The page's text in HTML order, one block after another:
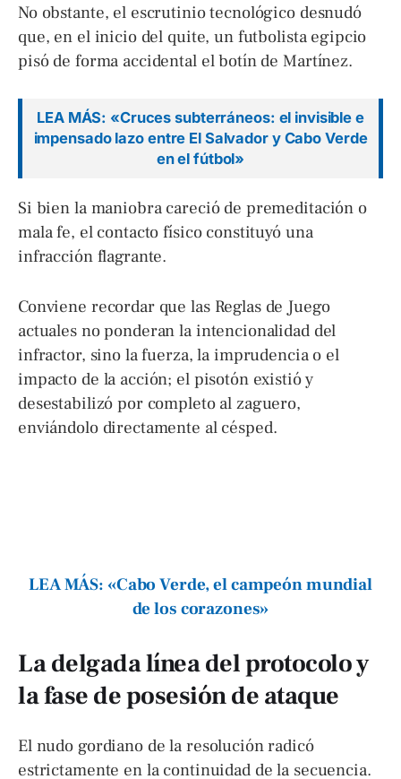
No obstante, el escrutinio tecnológico desnudó
que, en el inicio del quite, un futbolista egipcio
pisó de forma accidental el botín de Martínez.
LEA MÁS: «Cruces subterráneos: el invisible e
impensado lazo entre El Salvador y Cabo Verde
en el fútbol»
Si bien la maniobra careció de premeditación o
mala fe, el contacto físico constituyó una
infracción flagrante.
Conviene recordar que las Reglas de Juego
actuales no ponderan la intencionalidad del
infractor, sino la fuerza, la imprudencia o el
impacto de la acción; el pisotón existió y
desestabilizó por completo al zaguero,
enviándolo directamente al césped.
LEA MÁS: «Cabo Verde, el campeón mundial
de los corazones»
La delgada línea del protocolo y
la fase de posesión de ataque
El nudo gordiano de la resolución radicó
estrictamente en la continuidad de la secuencia.